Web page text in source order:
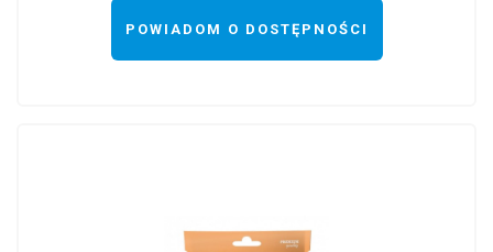
POWIADOM O DOSTĘPNOŚCI